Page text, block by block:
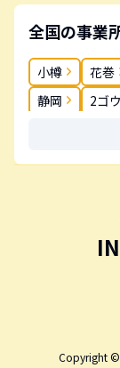
全国の事業
小樽 花巻
静岡
2ゴウ
Copyright ©